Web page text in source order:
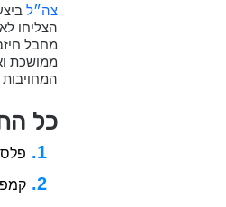
צה״ל
הצליחו
ממושכת
כל